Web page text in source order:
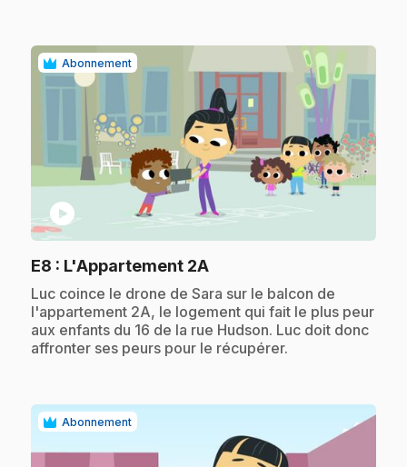
Abonnement
play_circle
E8 : L'Appartement 2A
.Luc coince le drone de Sara sur le balcon de
l'appartement 2A, le logement qui fait le plus peur
aux enfants du 16 de la rue Hudson. Luc doit donc
affronter ses peurs pour le récupérer.
Abonnement